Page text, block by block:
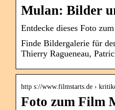
Mulan: Bilder
Entdecke dieses Foto
Finde Bildergalerie für
Thierry Ragueneau,
http s://www.filmstarts.de ›
Foto zum Film